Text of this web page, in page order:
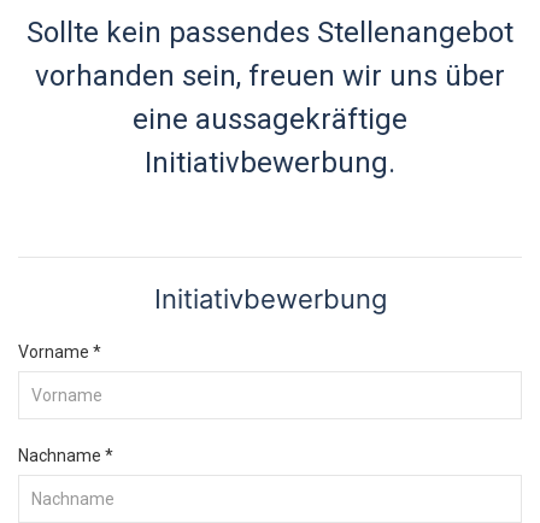
Sollte kein passendes Stellenangebot
vorhanden sein, freuen wir uns über
eine aussagekräftige
Initiativbewerbung.
Initiativbewerbung
Vorname *
Nachname *